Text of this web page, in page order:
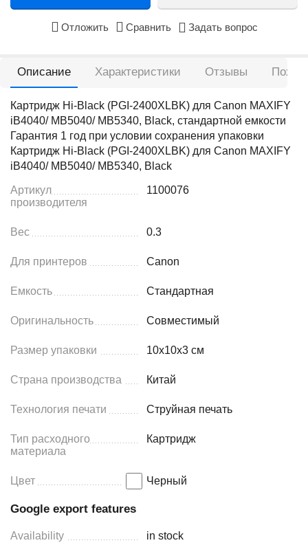
Отложить Сравнить Задать вопрос
Описание Характеристики Отзывы
Картридж Hi-Black (PGI-2400XLBK) для Canon MAXIFY
iB4040/ МВ5040/ МВ5340, Black, стандартной емкости
Гарантия 1 год при условии сохранения упаковки
Картридж Hi-Black (PGI-2400XLBK) для Canon MAXIFY
iB4040/ МВ5040/ МВ5340, Black
Артикул
производителя
1100076
Вес 0.3
Для принтеров Canon
Емкость Стандартная
Оригинальность Совместимый
Размер упаковки 10x10x3 см
Страна производства Китай
Технология печати Струйная печать
Тип расходного
материала
Картридж
Цвет Черный
Google export features
Availability in stock